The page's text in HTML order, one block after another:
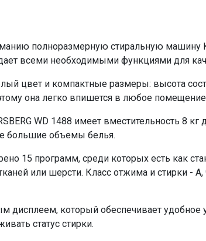
20C
да
да
да
да
полноразмерную стиральную машину
всеми необходимыми функциями для
цвет и компактные размеры: высота
она легко впишется в любое
WD 1488 имеет вместительность 8
большие объемы белья.
15 программ, среди которых есть как
или шерсти. Класс отжима и стирки - А,
который обеспечивает удобное
статус стирки.